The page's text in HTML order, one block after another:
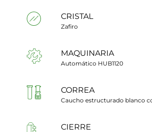
CRISTAL
Zafiro
MAQUINARIA
Automático HUB1120
CORREA
Caucho estructurado blanco
CIERRE